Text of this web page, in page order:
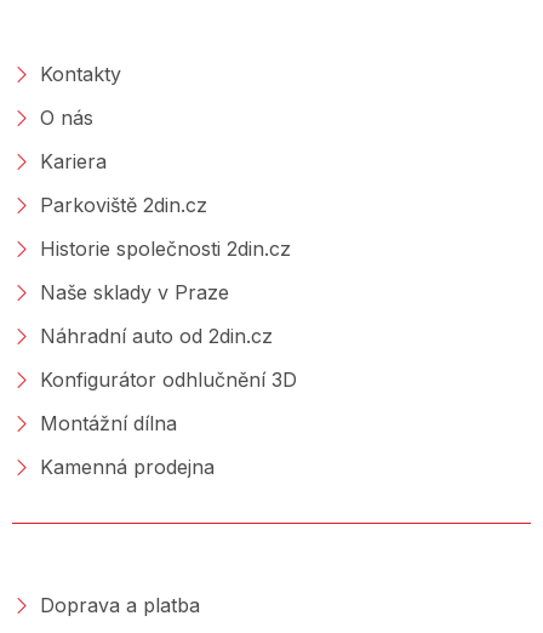
Kontakty
O nás
Kariera
Parkoviště 2din.cz
Historie společnosti 2din.cz
Naše sklady v Praze
Náhradní auto od 2din.cz
Konfigurátor odhlučnění 3D
Montážní dílna
Kamenná prodejna
Doprava a platba